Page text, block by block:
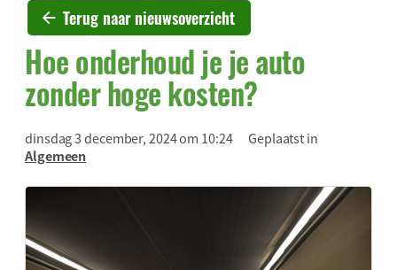
Terug naar nieuwsoverzicht
Hoe onderhoud je je auto
zonder hoge kosten?
dinsdag 3 december, 2024 om 10:24
Geplaatst in
Algemeen